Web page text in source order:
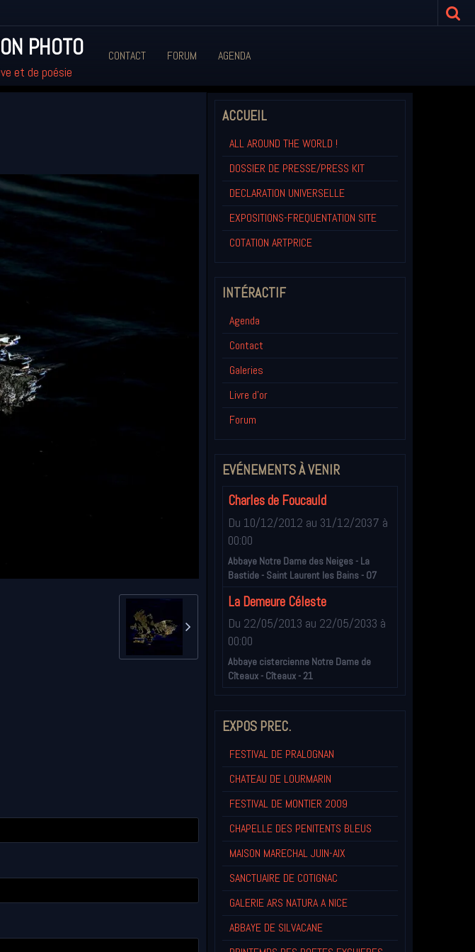
PHOTO
et de poésie
CONTACT FORUM AGENDA
ACCUEIL
ALL AROUND THE WORLD !
DOSSIER DE PRESSE/PRESS KIT
DECLARATION UNIVERSELLE
EXPOSITIONS-FREQUENTATION SITE
COTATION ARTPRICE
INTÉRACTIF
Agenda
Contact
Galeries
Livre d'or
Forum
EVÉNEMENTS À VENIR
Charles de Foucauld
Du 10/12/2012 au 31/12/2037 à
00:00
Abbaye Notre Dame des Neiges - La
Bastide - Saint Laurent les Bains - 07
La Demeure Céleste
Du 22/05/2013 au 22/05/2033 à
00:00
Abbaye cistercienne Notre Dame de
Cîteaux - Cîteaux - 21
EXPOS PREC.
FESTIVAL DE PRALOGNAN
CHATEAU DE LOURMARIN
FESTIVAL DE MONTIER 2009
CHAPELLE DES PENITENTS BLEUS
MAISON MARECHAL JUIN-AIX
SANCTUAIRE DE COTIGNAC
GALERIE ARS NATURA A NICE
ABBAYE DE SILVACANE